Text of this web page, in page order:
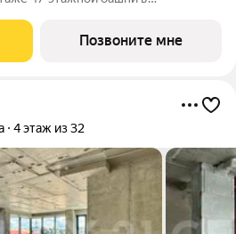
всего в 5 минутах от
от бюро ADM
Позвоните мне
4 этаж из 32